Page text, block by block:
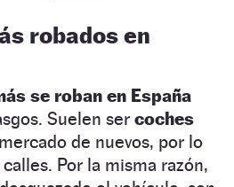
robados en
se roban en España
Suelen ser coches
de nuevos, por lo
Por la misma razón,